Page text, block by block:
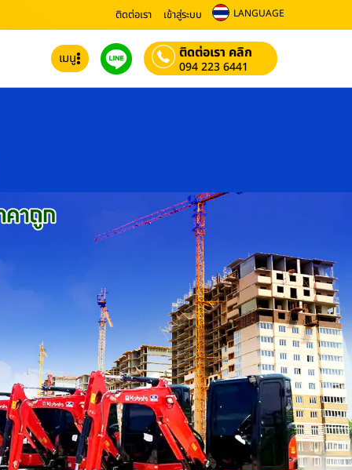
ติดต่อเรา เข้าสู่ระบบ LANGUAGE
เมนู ติดต่อเรา คลิก
094 223 6441